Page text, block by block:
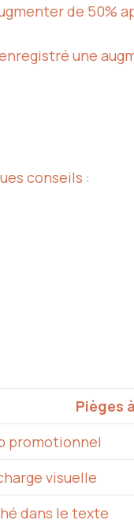
de 50%
une
conseils :
Pièges
promotionnel
visuelle
dans le texte